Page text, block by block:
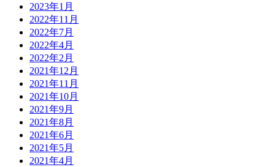
2023年1月
2022年11月
2022年7月
2022年4月
2022年2月
2021年12月
2021年11月
2021年10月
2021年9月
2021年8月
2021年6月
2021年5月
2021年4月